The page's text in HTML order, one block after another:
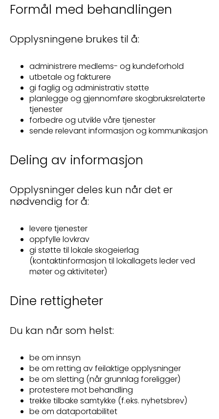
Formål med behandlingen
Opplysningene brukes til å:
administrere medlems- og kundeforhold
utbetale og fakturere
gi faglig og administrativ støtte
planlegge og gjennomføre skogbruksrelaterte
tjenester
forbedre og utvikle våre tjenester
sende relevant informasjon og kommunikasjon
Deling av informasjon
Opplysninger deles kun når det er
nødvendig for å:
levere tjenester
oppfylle lovkrav
gi støtte til lokale skogeierlag
(kontaktinformasjon til lokallagets leder ved
møter og aktiviteter)
Dine rettigheter
Du kan når som helst:
be om innsyn
be om retting av feilaktige opplysninger
be om sletting (når grunnlag foreligger)
protestere mot behandling
trekke tilbake samtykke (f.eks. nyhetsbrev)
be om dataportabilitet